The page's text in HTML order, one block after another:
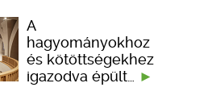
A
hagyományokhoz
és kötöttségekhez
igazodva épült…